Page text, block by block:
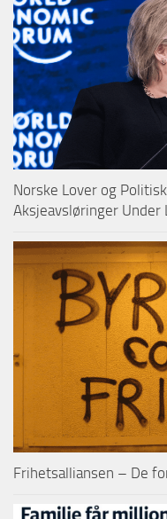
Norske Lover og
Aksjeavsløringer Under
Frihetsalliansen – De